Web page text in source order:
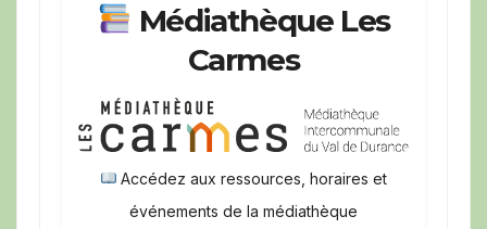
Médiathèque Les
Carmes
Accédez aux ressources, horaires et
événements de la médiathèque